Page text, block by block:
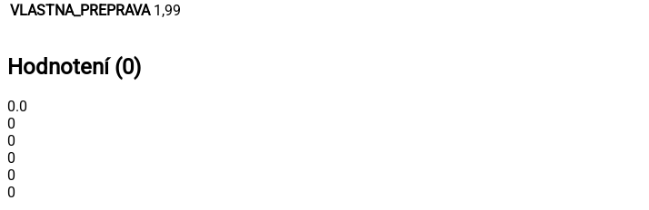
VLASTNA_PREPRAVA 1,99
Hodnotení (0)
0.0
0
0
0
0
0